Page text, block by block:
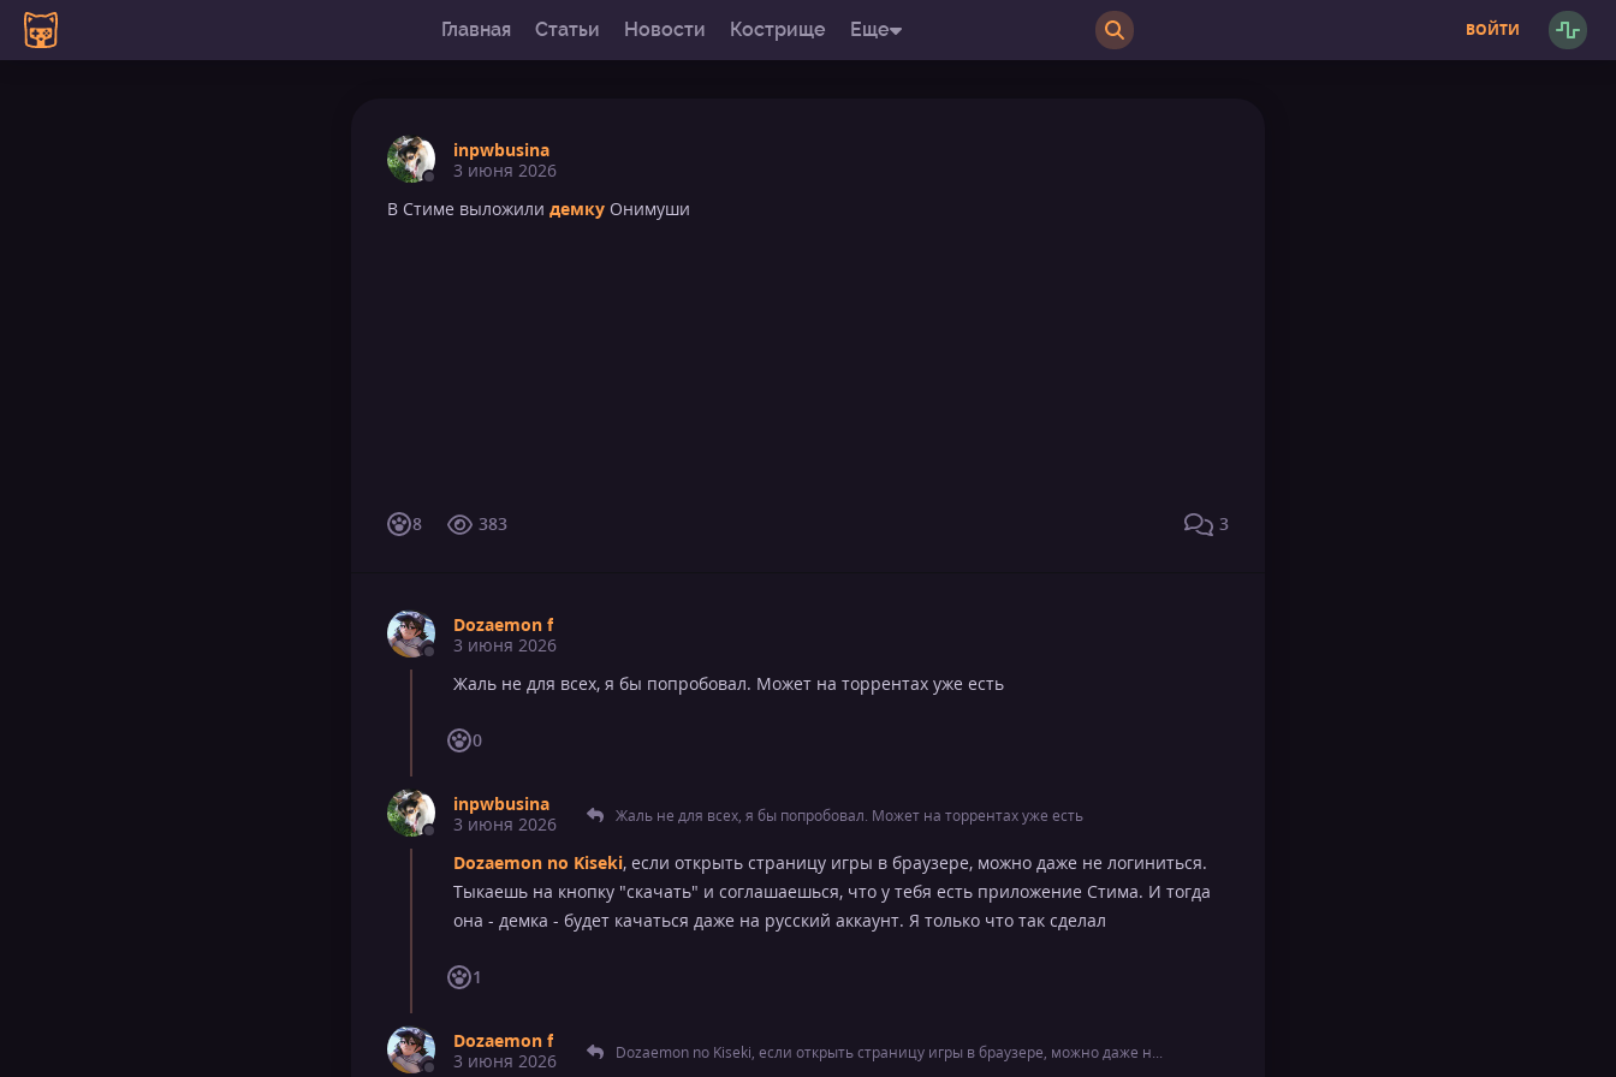
Главная Статьи Новости Кострище Еще ВОЙТИ
inpwbusina
3 июня 2026
В Стиме выложили демку Онимуши
8 383 3
Dozaemon f
3 июня 2026
Жаль не для всех, я бы попробовал. Может на торрентах уже есть
0
inpwbusina
3 июня 2026
Жаль не для всех, я бы попробовал. Может на торрентах уже есть
Dozaemon no Kiseki, если открыть страницу игры в браузере, можно даже не логиниться.
Тыкаешь на кнопку "скачать" и соглашаешься, что у тебя есть приложение Стима. И тогда
она - демка - будет качаться даже на русский аккаунт. Я только что так сделал
1
Dozaemon f
3 июня 2026
Dozaemon no Kiseki, если открыть страницу игры в браузере, можно даже не логиниться. Тыкаешь на кнопку "скачать" и соглашаешься, что у тебя есть прил…